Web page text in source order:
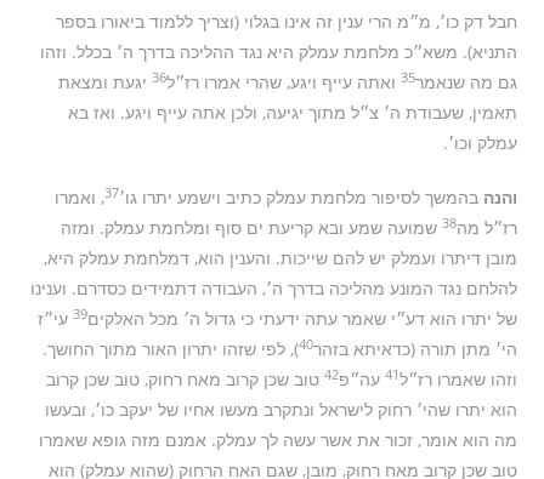
חבל דק כו׳, מ״מ הרי ענין זה אינו בגלוי (וצריך ללמוד ביאורו בספר
התניא). משא״כ מלחמת עמלק היא נגד ההליכה בדרך ה׳ בכלל. וזהו
גם מה שנאמר35 ואתה עייף ויגע, שהרי אמרו רז״ל36 יגעת ומצאת
תאמין, שעבודת ה׳ צ״ל מתוך יגיעה, ולכן אתה עייף ויגע. ואז בא
עמלק וכו׳.
והנהבהמשך לסיפור מלחמת עמלק כתיב וישמע יתרו גו׳37, ואמרו
רז״ל מה38 שמועה שמע ובא קריעת ים סוף ומלחמת עמלק. ומזה
מובן דיתרו ועמלק יש להם שייכות. והענין הוא, דמלחמת עמלק היא,
להלחם נגד המונע מהליכה בדרך ה׳, העבודה דתמידים כסדרם. וענינו
של יתרו הוא דע״י שאמר עתה ידעתי כי גדול ה׳ מכל האלקים39 עי״ז
הי׳ מתן תורה (כדאיתא בזהר­40), לפי שזהו יתרון האור מתוך החושך.
וזהו שאמרו רז״ל41 עה״פ42 טוב שכן קרוב מאח רחוק, טוב שכן קרוב
הוא יתרו שהי׳ רחוק לישראל ונתקרב מעשו אחיו של יעקב כו׳, ובעשו
מה הוא אומר, זכור את אשר עשה לך עמלק. אמנם מזה גופא שאמרו
טוב שכן קרוב מאח רחוק, מובן, שגם האח הרחוק (שהוא עמלק) הוא